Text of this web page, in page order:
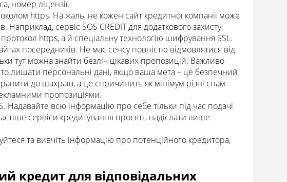
номер ліцензії.
https. На жаль, не кожен сайт кредитної компанії може
Наприклад, сервіс SOS CREDIT для додаткового захисту
https, а й спеціальну технологію шифрування SSL.
посередників. Не має сенсу повністю відмовлятися від
тут можна знайти безліч цікавих пропозицій. Важливо
лишати персональні дані, якщо ваша мета – це безпечний
до шахраїв, а це спричинить як мінімум різні спам-
пропозиціями.
Надавайте всю інформацію про себе тільки під час подачі
сервіси кредитування просять надіслати лише
та вивчіть інформацію про потенційного кредитора,
кредит для відповідальних